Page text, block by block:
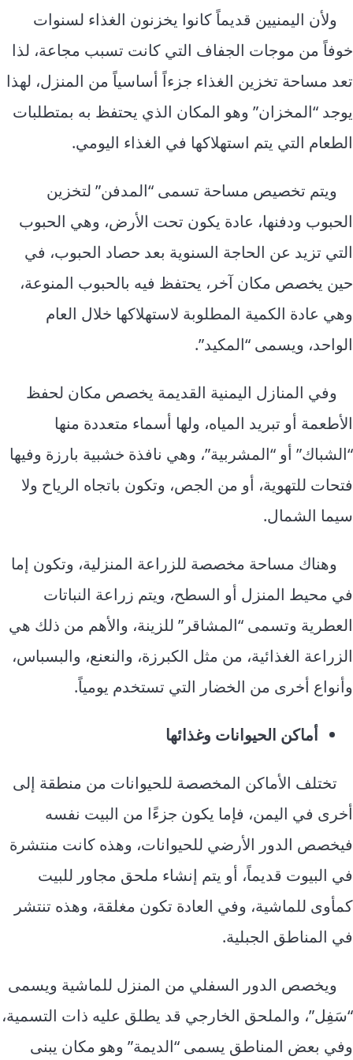
ولأن اليمنيين قديماً كانوا يخزنون الغذاء لسنوات
خوفاً من موجات الجفاف التي كانت تسبب مجاعة، لذا
تعد مساحة تخزين الغذاء جزءاً أساسياً من المنزل، لهذا
يوجد “المخزان” وهو المكان الذي يحتفظ به بمتطلبات
الطعام التي يتم استهلاكها في الغذاء اليومي.
ويتم تخصيص مساحة تسمى “المدفن” لتخزين
الحبوب ودفنها، عادة يكون تحت الأرض، وهي الحبوب
التي تزيد عن الحاجة السنوية بعد حصاد الحبوب، في
حين يخصص مكان آخر، يحتفظ فيه بالحبوب المنوعة،
وهي عادة الكمية المطلوبة لاستهلاكها خلال العام
الواحد، ويسمى “المكيد”.
وفي المنازل اليمنية القديمة يخصص مكان لحفظ
الأطعمة أو تبريد المياه، ولها أسماء متعددة منها
“الشباك” أو “المشربية”، وهي نافذة خشبية بارزة وفيها
فتحات للتهوية، أو من الجص، وتكون باتجاه الرياح ولا
سيما الشمال.
وهناك مساحة مخصصة للزراعة المنزلية، وتكون إما
في محيط المنزل أو السطح، ويتم زراعة النباتات
العطرية وتسمى “المشاقر” للزينة، والأهم من ذلك هي
الزراعة الغذائية، من مثل الكبرزة، والنعنع، والبسباس،
وأنواع أخرى من الخضار التي تستخدم يومياً.
أماكن الحيوانات وغذائها
تختلف الأماكن المخصصة للحيوانات من منطقة إلى
أخرى في اليمن، فإما يكون جزءًا من البيت نفسه
فيخصص الدور الأرضي للحيوانات، وهذه كانت منتشرة
في البيوت قديماً، أو يتم إنشاء ملحق مجاور للبيت
كمأوى للماشية، وفي العادة تكون مغلقة، وهذه تنتشر
في المناطق الجبلية.
ويخصص الدور السفلي من المنزل للماشية ويسمى
“سَفِل”، والملحق الخارجي قد يطلق عليه ذات التسمية،
وفي بعض المناطق يسمى “الديمة” وهو مكان يبنى